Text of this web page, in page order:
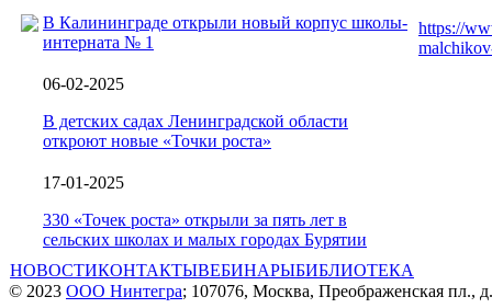
В Калининграде открыли новый корпус школы-
интерната № 1
06-02-2025
В детских садах Ленинградской области
откроют новые «Точки роста»
17-01-2025
330 «Точек роста» открыли за пять лет в
сельских школах и малых городах Бурятии
https://
НОВОСТИКОНТАКТЫВЕБИНАРЫБИБЛИОТЕКА
© 2023 ООО Нинтегра; 107076, Москва, Преображенская пл.,